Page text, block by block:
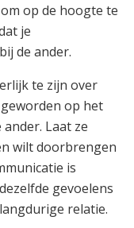
op de hoogte te
je
de ander.
te zijn over
op het
Laat ze
wilt doorbrengen
is
gevoelens
relatie.